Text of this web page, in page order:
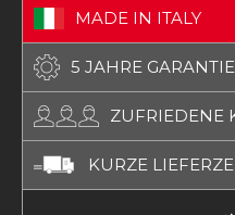
MADE IN ITALY
5 JAHRE GARANTIE
ZUFRIEDENE
KURZE